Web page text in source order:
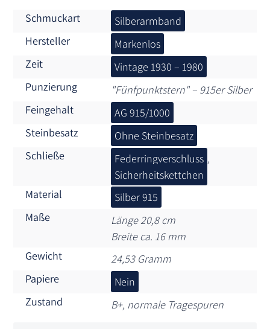
Schmuckart
Silberarmband
Hersteller
Markenlos
Zeit
Vintage 1930 – 1980
Punzierung
"Fünfpunktstern" – 915er Silber
Feingehalt
AG 915/1000
Steinbesatz
Ohne Steinbesatz
Schließe
Federringverschluss ,
Sicherheitskettchen
Material
Silber 915
Maße
Länge 20,8 cm
Breite ca. 16 mm
Gewicht
24,53 Gramm
Papiere
Nein
Zustand
B+, normale Tragespuren